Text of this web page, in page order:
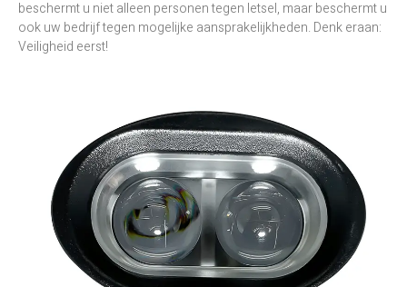
beschermt u niet alleen personen tegen letsel, maar beschermt u
ook uw bedrijf tegen mogelijke aansprakelijkheden. Denk eraan:
Veiligheid eerst!